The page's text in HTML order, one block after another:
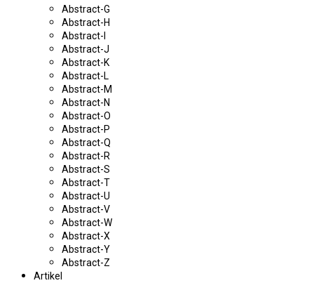
Abstract-G
Abstract-H
Abstract-I
Abstract-J
Abstract-K
Abstract-L
Abstract-M
Abstract-N
Abstract-O
Abstract-P
Abstract-Q
Abstract-R
Abstract-S
Abstract-T
Abstract-U
Abstract-V
Abstract-W
Abstract-X
Abstract-Y
Abstract-Z
Artikel